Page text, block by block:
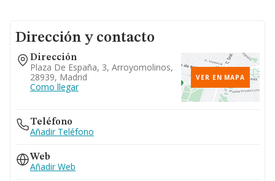
Dirección y contacto
Dirección
Plaza De España, 3, Arroyomolinos,
28939, Madrid
Como llegar
VER EN MAPA
Teléfono
Añadir Teléfono
Web
Añadir Web